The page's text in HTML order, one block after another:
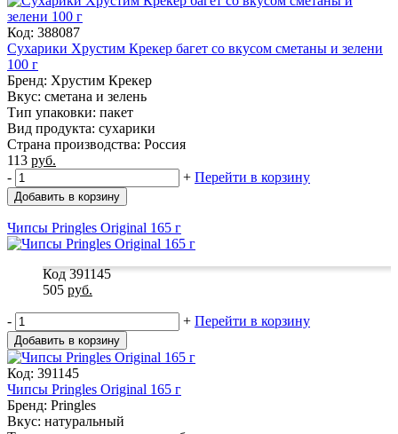
Код: 388087
Сухарики Хрустим Крекер багет со вкусом сметаны и зелени
100 г
Бренд: Хрустим Крекер
Вкус: сметана и зелень
Тип упаковки: пакет
Вид продукта: сухарики
Страна производства: Россия
113 руб.
-
+ Перейти в корзину
Добавить в корзину
Чипсы Pringles Original 165 г
Код 391145
505 руб.
- + Перейти в корзину
Добавить в корзину
Код: 391145
Чипсы Pringles Original 165 г
Бренд: Pringles
Вкус: натуральный